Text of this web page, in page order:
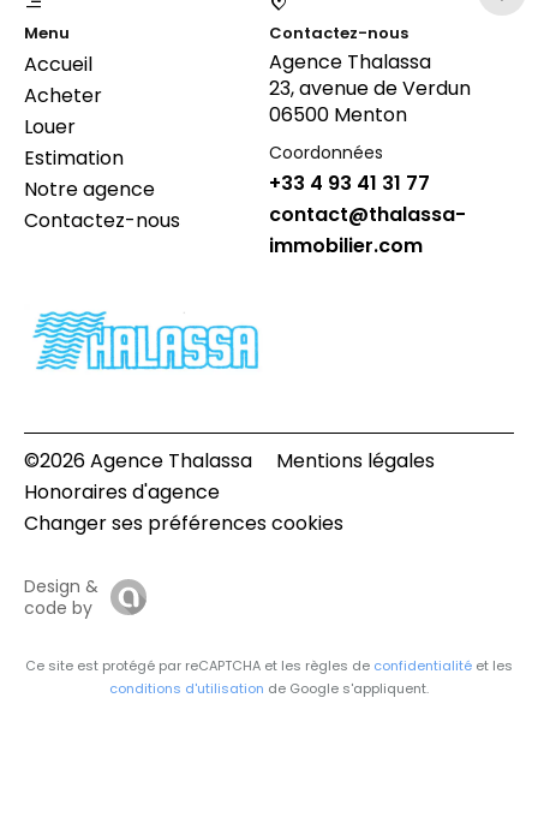
Menu
Accueil
Acheter
Louer
Estimation
Notre agence
Contactez-nous
Contactez-nous
Agence Thalassa
23, avenue de Verdun
06500 Menton
Coordonnées
+33 4 93 41 31 77
contact@thalassa-
immobilier.com
©2026 Agence Thalassa
Mentions légales
Honoraires d'agence
Changer ses préférences cookies
Design &
code by
Ce site est protégé par reCAPTCHA et les règles de confidentialité et les
conditions d'utilisation de Google s'appliquent.